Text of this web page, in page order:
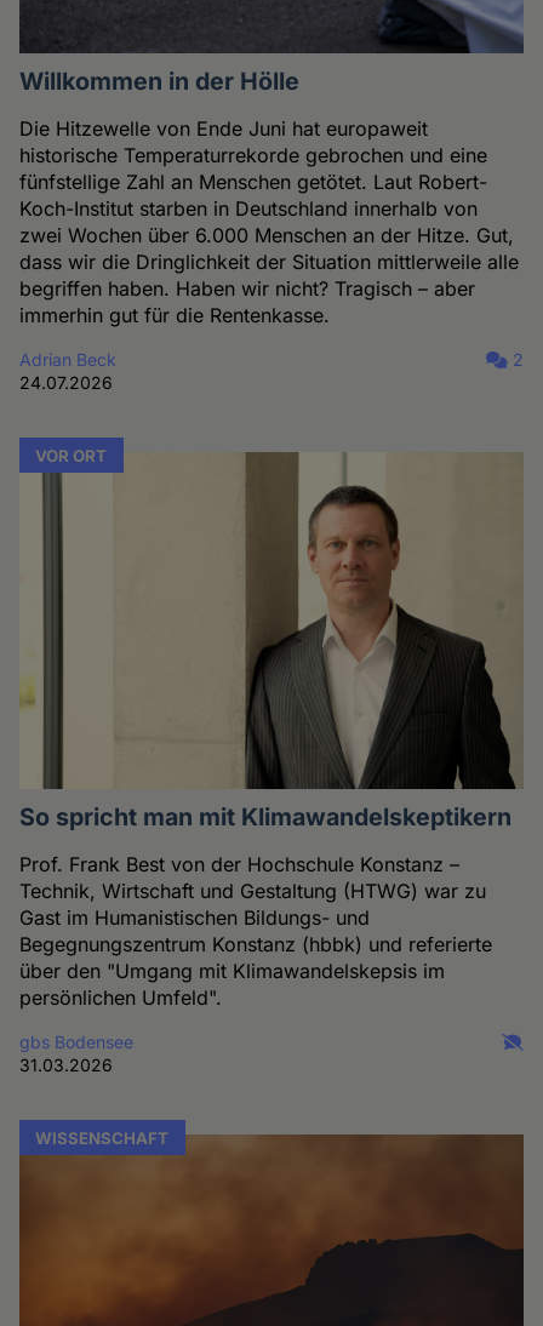
Willkommen in der Hölle
Die Hitzewelle von Ende Juni hat europaweit
historische Temperaturrekorde gebrochen und eine
fünfstellige Zahl an Menschen getötet. Laut Robert-
Koch-Institut starben in Deutschland innerhalb von
zwei Wochen über 6.000 Menschen an der Hitze. Gut,
dass wir die Dringlichkeit der Situation mittlerweile alle
begriffen haben. Haben wir nicht? Tragisch – aber
immerhin gut für die Rentenkasse.
Adrian Beck
24.07.2026
2
VOR ORT
So spricht man mit Klimawandelskeptikern
Prof. Frank Best von der Hochschule Konstanz –
Technik, Wirtschaft und Gestaltung (HTWG) war zu
Gast im Humanistischen Bildungs- und
Begegnungszentrum Konstanz (hbbk) und referierte
über den "Umgang mit Klimawandelskepsis im
persönlichen Umfeld".
gbs Bodensee
31.03.2026
WISSENSCHAFT